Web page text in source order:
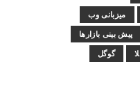
میزبانی وب
پیش بینی بازارها
گوگل